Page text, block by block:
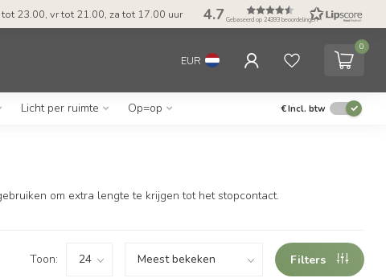
23.00, vr tot 21.00, za tot 17.00 uur 4.7 Gebaseerd op 24393 beoordelingen
EUR
0
Licht per ruimte Op=op €Incl. btw
om extra lengte te krijgen tot het stopcontact.
Toon: Filters